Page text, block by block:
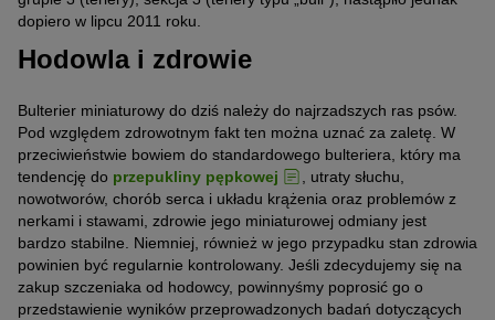
dopiero w lipcu 2011 roku.
Hodowla i zdrowie
Bulterier miniaturowy do dziś należy do najrzadszych ras psów.
Pod względem zdrowotnym fakt ten można uznać za zaletę. W
przeciwieństwie bowiem do standardowego bulteriera, który ma
tendencję do przepukliny pępkowej
, utraty słuchu,
nowotworów, chorób serca i układu krążenia oraz problemów z
nerkami i stawami, zdrowie jego miniaturowej odmiany jest
bardzo stabilne. Niemniej, również w jego przypadku stan zdrowia
powinien być regularnie kontrolowany. Jeśli zdecydujemy się na
zakup szczeniaka od hodowcy, powinnyśmy poprosić go o
przedstawienie wyników przeprowadzonych badań dotyczących